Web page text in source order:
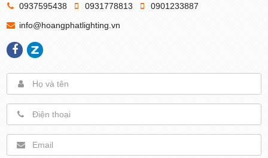
0937595438
0931778813
0901233887
info@hoangphatlighting.vn